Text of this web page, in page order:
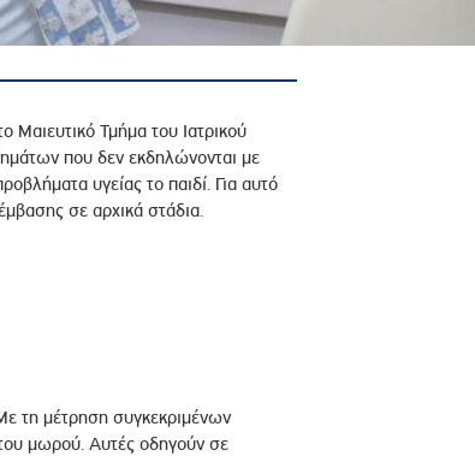
Τμήμα του Ιατρικού
που δεν εκδηλώνονται με
υγείας το παιδί. Για αυτό
σε αρχικά στάδια.
τη μέτρηση συγκεκριμένων
του μωρού. Αυτές οδηγούν σε